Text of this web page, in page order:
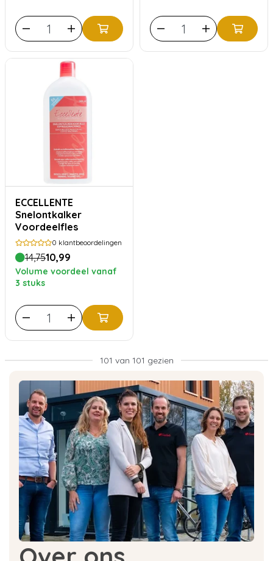
ECCELLENTE
Snelontkalker
Voordeelfles
0 klantbeoordelingen
14,7510,99
Volume voordeel vanaf
3 stuks
101 van 101 gezien